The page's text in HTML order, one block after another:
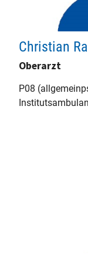
Christian
Oberarzt
P08